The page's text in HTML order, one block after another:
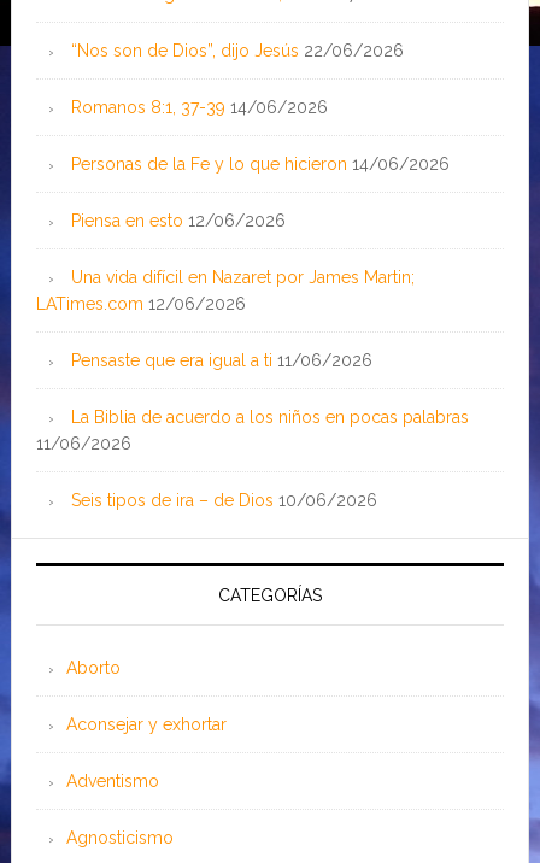
“Nos son de Dios”, dijo Jesús 22/06/2026
Romanos 8:1, 37-39 14/06/2026
Personas de la Fe y lo que hicieron 14/06/2026
Piensa en esto 12/06/2026
Una vida difícil en Nazaret por James Martin;
LATimes.com 12/06/2026
Pensaste que era igual a ti 11/06/2026
La Biblia de acuerdo a los niños en pocas palabras
11/06/2026
Seis tipos de ira – de Dios 10/06/2026
CATEGORÍAS
Aborto
Aconsejar y exhortar
Adventismo
Agnosticismo